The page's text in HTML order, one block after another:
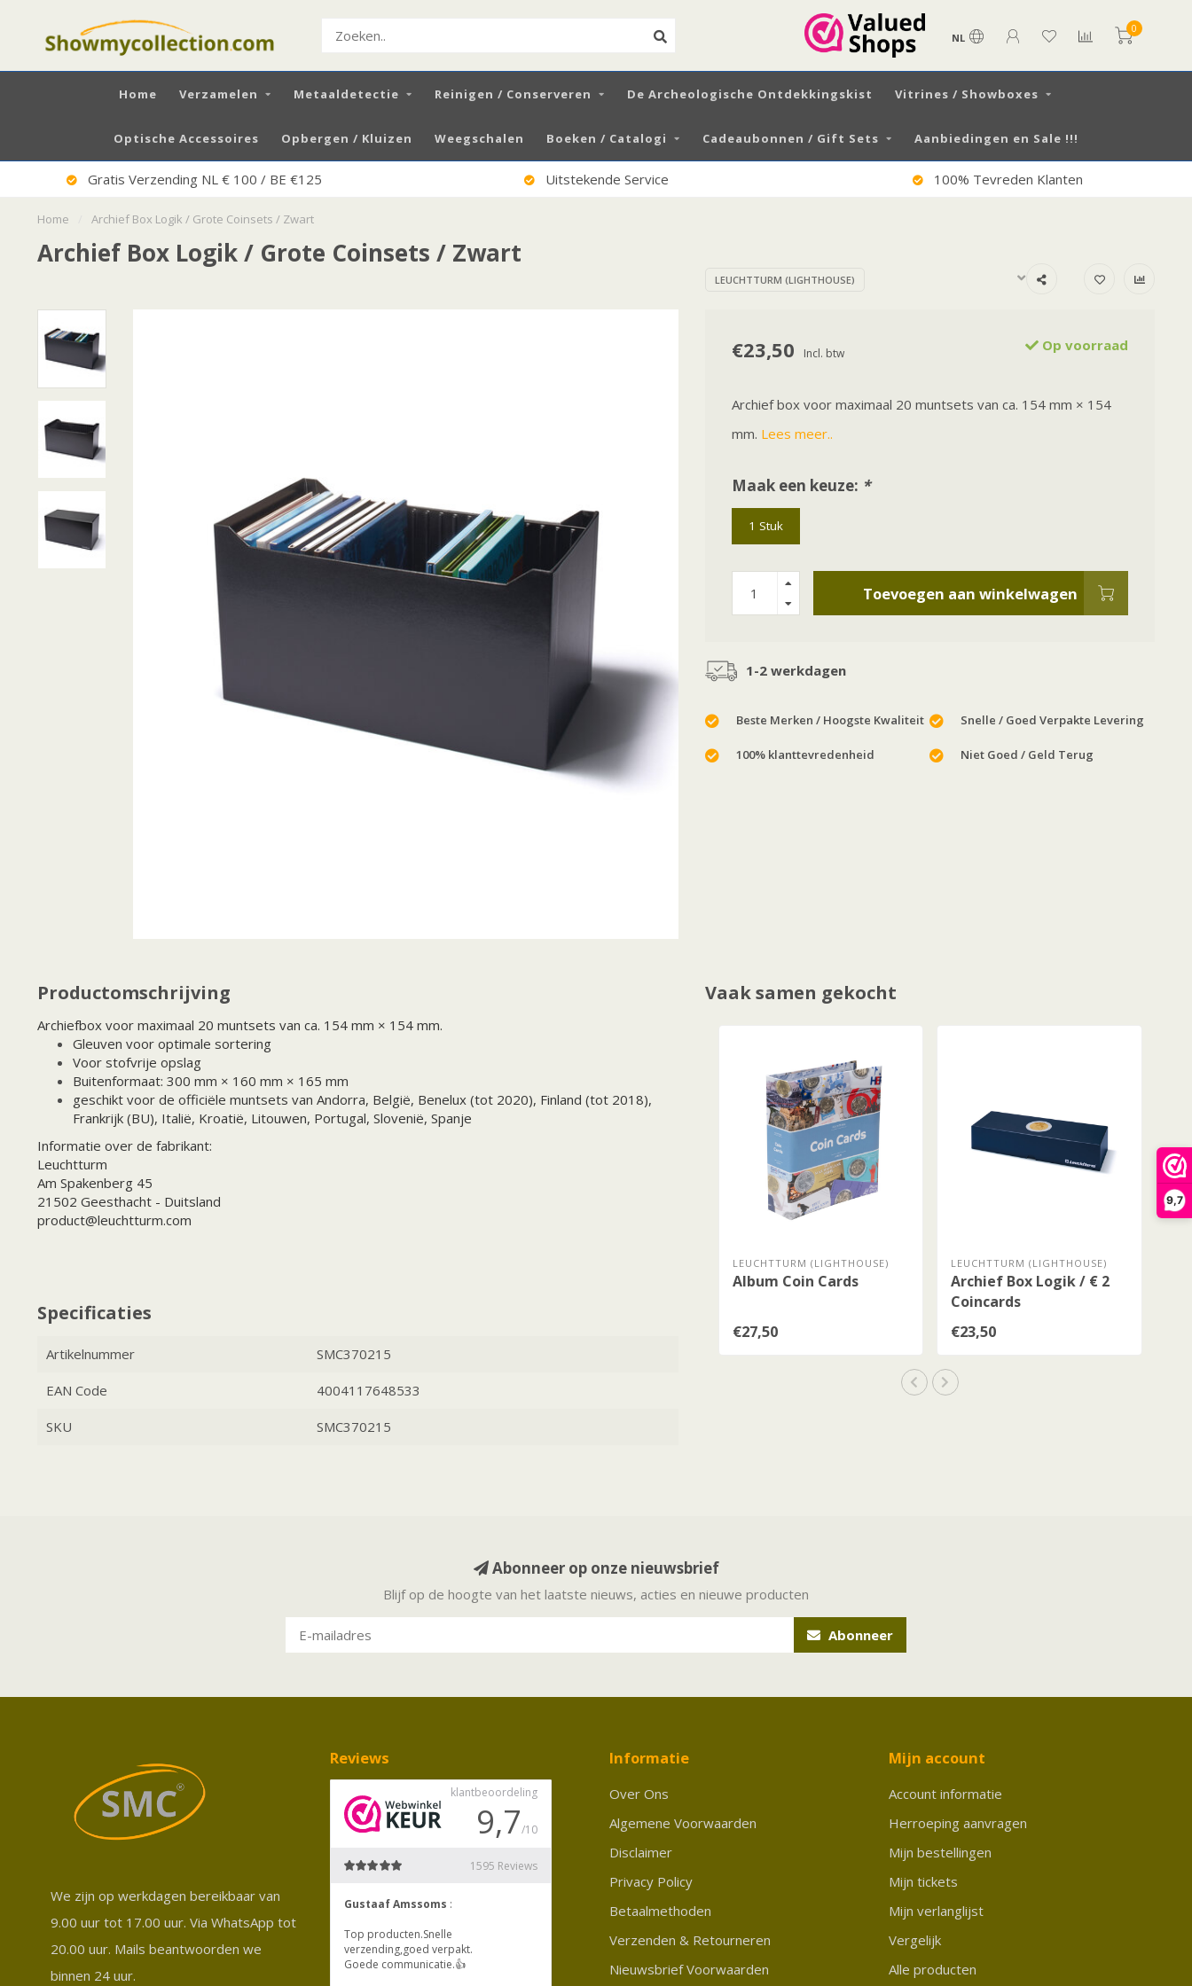
9,7
NL
0
Home Verzamelen Metaaldetectie Reinigen / Conserveren De Archeologische Ontdekkingskist Vitrines / Showboxes
Optische Accessoires Opbergen / Kluizen Weegschalen Boeken / Catalogi Cadeaubonnen / Gift Sets Aanbiedingen en Sale !!!
Uitstekende Service 100% Tevreden Klanten Verzending NL €6,50 / BE €7.99
Home Archief Box Logik / Grote Coinsets / Zwart
Archief Box Logik / Grote Coinsets / Zwart
LEUCHTTURM (LIGHTHOUSE)
€23,50 Incl. btw Op voorraad
Archief box voor maximaal 20 muntsets van ca. 154 mm × 154
mm. Lees meer..
Maak een keuze: *
1 Stuk
Toevoegen aan winkelwagen
1-2 werkdagen
Beste Merken / Hoogste Kwaliteit Snelle / Goed Verpakte Levering
100% klanttevredenheid Niet Goed / Geld Terug
Productomschrijving
Archiefbox voor maximaal 20 muntsets van ca. 154 mm × 154 mm.
Gleuven voor optimale sortering
Voor stofvrije opslag
Buitenformaat: 300 mm × 160 mm × 165 mm
geschikt voor de officiële muntsets van Andorra, België, Benelux (tot 2020), Finland (tot 2018),
Frankrijk (BU), Italië, Kroatië, Litouwen, Portugal, Slovenië, Spanje
Informatie over de fabrikant:
Leuchtturm
Am Spakenberg 45
21502 Geesthacht - Duitsland
product@leuchtturm.com
Specificaties
Artikelnummer SMC370215
EAN Code 4004117648533
SKU SMC370215
Vaak samen gekocht
LEUCHTTURM (LIGHTHOUSE)
Album Coin Cards
€27,50
LEUCHTTURM (LIGHTHOUSE)
Archief Box Logik / € 2
Coincards
€23,50
Abonneer op onze nieuwsbrief
Blijf op de hoogte van het laatste nieuws, acties en nieuwe producten
Abonneer
We zijn op werkdagen bereikbaar van
9.00 uur tot 17.00 uur. Via WhatsApp tot
20.00 uur. Mails beantwoorden we
binnen 24 uur.
Reviews Informatie
Over Ons
Algemene Voorwaarden
Disclaimer
Privacy Policy
Betaalmethoden
Verzenden & Retourneren
Nieuwsbrief Voorwaarden
Mijn account
Account informatie
Herroeping aanvragen
Mijn bestellingen
Mijn tickets
Mijn verlanglijst
Vergelijk
Alle producten